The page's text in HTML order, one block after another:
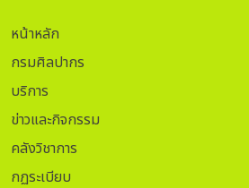
ส่วนภูมิภาค คลังกลางพิพิธภัณฑสถานแห่
หอสมุดแห่งชาติ รวมจำนวน 111 รายกา
สมปักปูม ผ้าซิ่นทิวมุกจกดาว ผ้าซิ่นเชียง
ตีนจก ผ้าจวนตานี แบ่งหัวข้อการจัดแสดง
ผ้าทอ เล่าความเป็นมาของผืนผ้าจากฝี
หลักฐานทางประวัติศาสตร์ อาทิ แวดินเผา
กระสวย หูก กี่ วิถีการทอ 3. ชาติพันธุ์ภูษ
อาทิ ผ้าห่อคัมภีร์ ผ้าที่ใช้ประกอบในพิธีกร
หน้าหลัก
กรมศิลปากร
บริการ
ข่าวและกิจกรรม
คลังวิชาการ
กฏระเบียบ